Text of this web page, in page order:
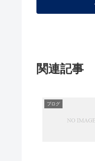
関連記事
ブログ